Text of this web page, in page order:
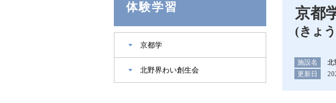
京都
(きょ
施設名 北
更新日
体験学習
京都学
北野界わい創生会